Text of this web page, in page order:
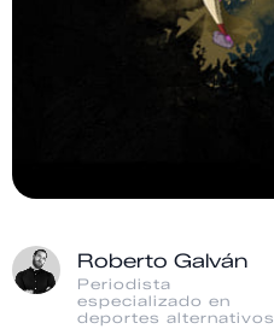
Roberto Galván
Periodista
especializado en
deportes alternativos